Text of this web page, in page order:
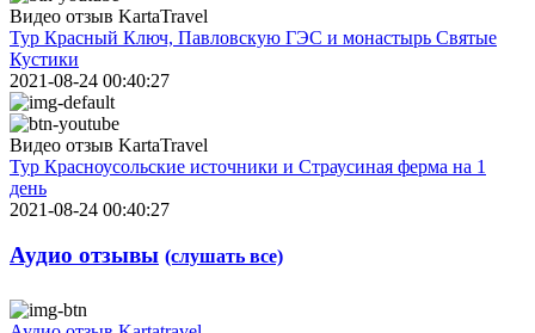
Видео отзыв KartaTravel
Тур Красный Ключ, Павловскую ГЭС и монастырь Святые
Кустики
2021-08-24 00:40:27
Видео отзыв KartaTravel
Тур Красноусольские источники и Страусиная ферма на 1
день
2021-08-24 00:40:27
Аудио отзывы (слушать все)